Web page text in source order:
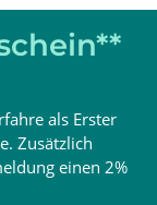
als Erster
Zusätzlich
einen 2%